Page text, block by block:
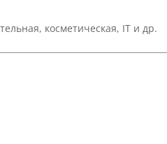
косметическая, IT и др.